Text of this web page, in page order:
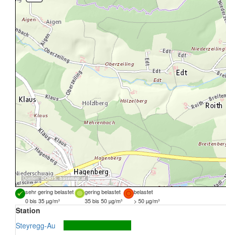
Quellen: DORIS,basemap.at
sehr gering belastet gering belastet
belastet
0 bis 35 µg/m³
35 bis 50 µg/m³ > 50 µg/m³
Station
Steyregg-Au